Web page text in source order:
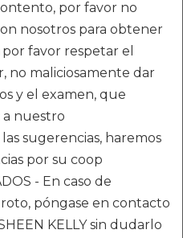
por favor no
nosotros para obtener
favor respetar el
no maliciosamente dar
y el examen, que
nuestro
sugerencias, haremos
por su coop
- En caso de
póngase en contacto
KELLY sin dudarlo